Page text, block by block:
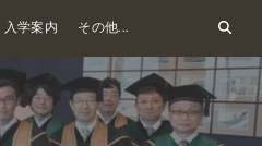
入学案内 その他...